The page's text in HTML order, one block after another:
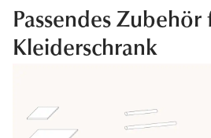
Passendes Zubehör
Kleiderschrank